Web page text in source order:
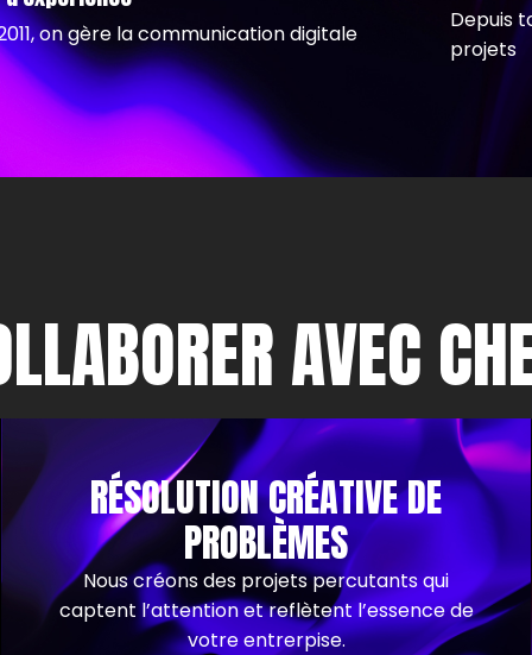
on gère la communication digitale
Depuis
projets
AVEC
RÉSOLUTION CRÉATIVE DE
PROBLÈMES
Nous créons des projets percutants qui
captent l’attention et reflètent l’essence de
votre entrerpise.